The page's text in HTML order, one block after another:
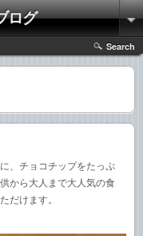
ログ
Search
、チョコチップをたっぷ
から大人まで大人気の食
だけます。